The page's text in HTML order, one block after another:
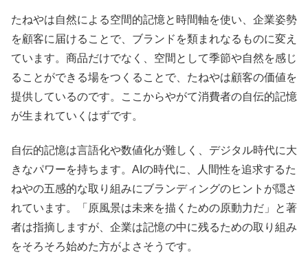
たねやは自然による空間的記憶と時間軸を使い、企業姿勢
を顧客に届けることで、ブランドを類まれなるものに変え
ています。商品だけでなく、空間として季節や自然を感じ
ることができる場をつくることで、たねやは顧客の価値を
提供しているのです。ここからやがて消費者の自伝的記憶
が生まれていくはずです。
自伝的記憶は言語化や数値化が難しく、デジタル時代に大
きなパワーを持ちます。AIの時代に、人間性を追求するた
ねやの五感的な取り組みにブランディングのヒントが隠さ
れています。「原風景は未来を描くための原動力だ」と著
者は指摘しますが、企業は記憶の中に残るための取り組み
をそろそろ始めた方がよさそうです。